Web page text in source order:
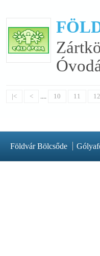
|< < .... 10 11 12
Földvár Bölcsőde